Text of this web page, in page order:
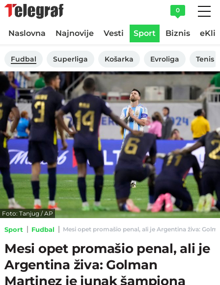
0
Naslovna Najnovije Vesti Sport Biznis
Fudbal Superliga Košarka Evroliga Tenis
Foto: Tanjug / AP
Sport Fudbal Mesi opet promašio penal, ali je Argentina živa:
Mesi opet promašio penal, ali je
Argentina živa: Golman
Martinez je junak šampiona